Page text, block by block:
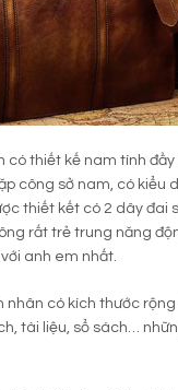
có thiết kế nam tính đầy
công sở nam, có kiểu
thiết kết có 2 dây đai
rất trẻ trung năng
anh em nhất.
nhân có kích thước
tài liệu, sổ sách…